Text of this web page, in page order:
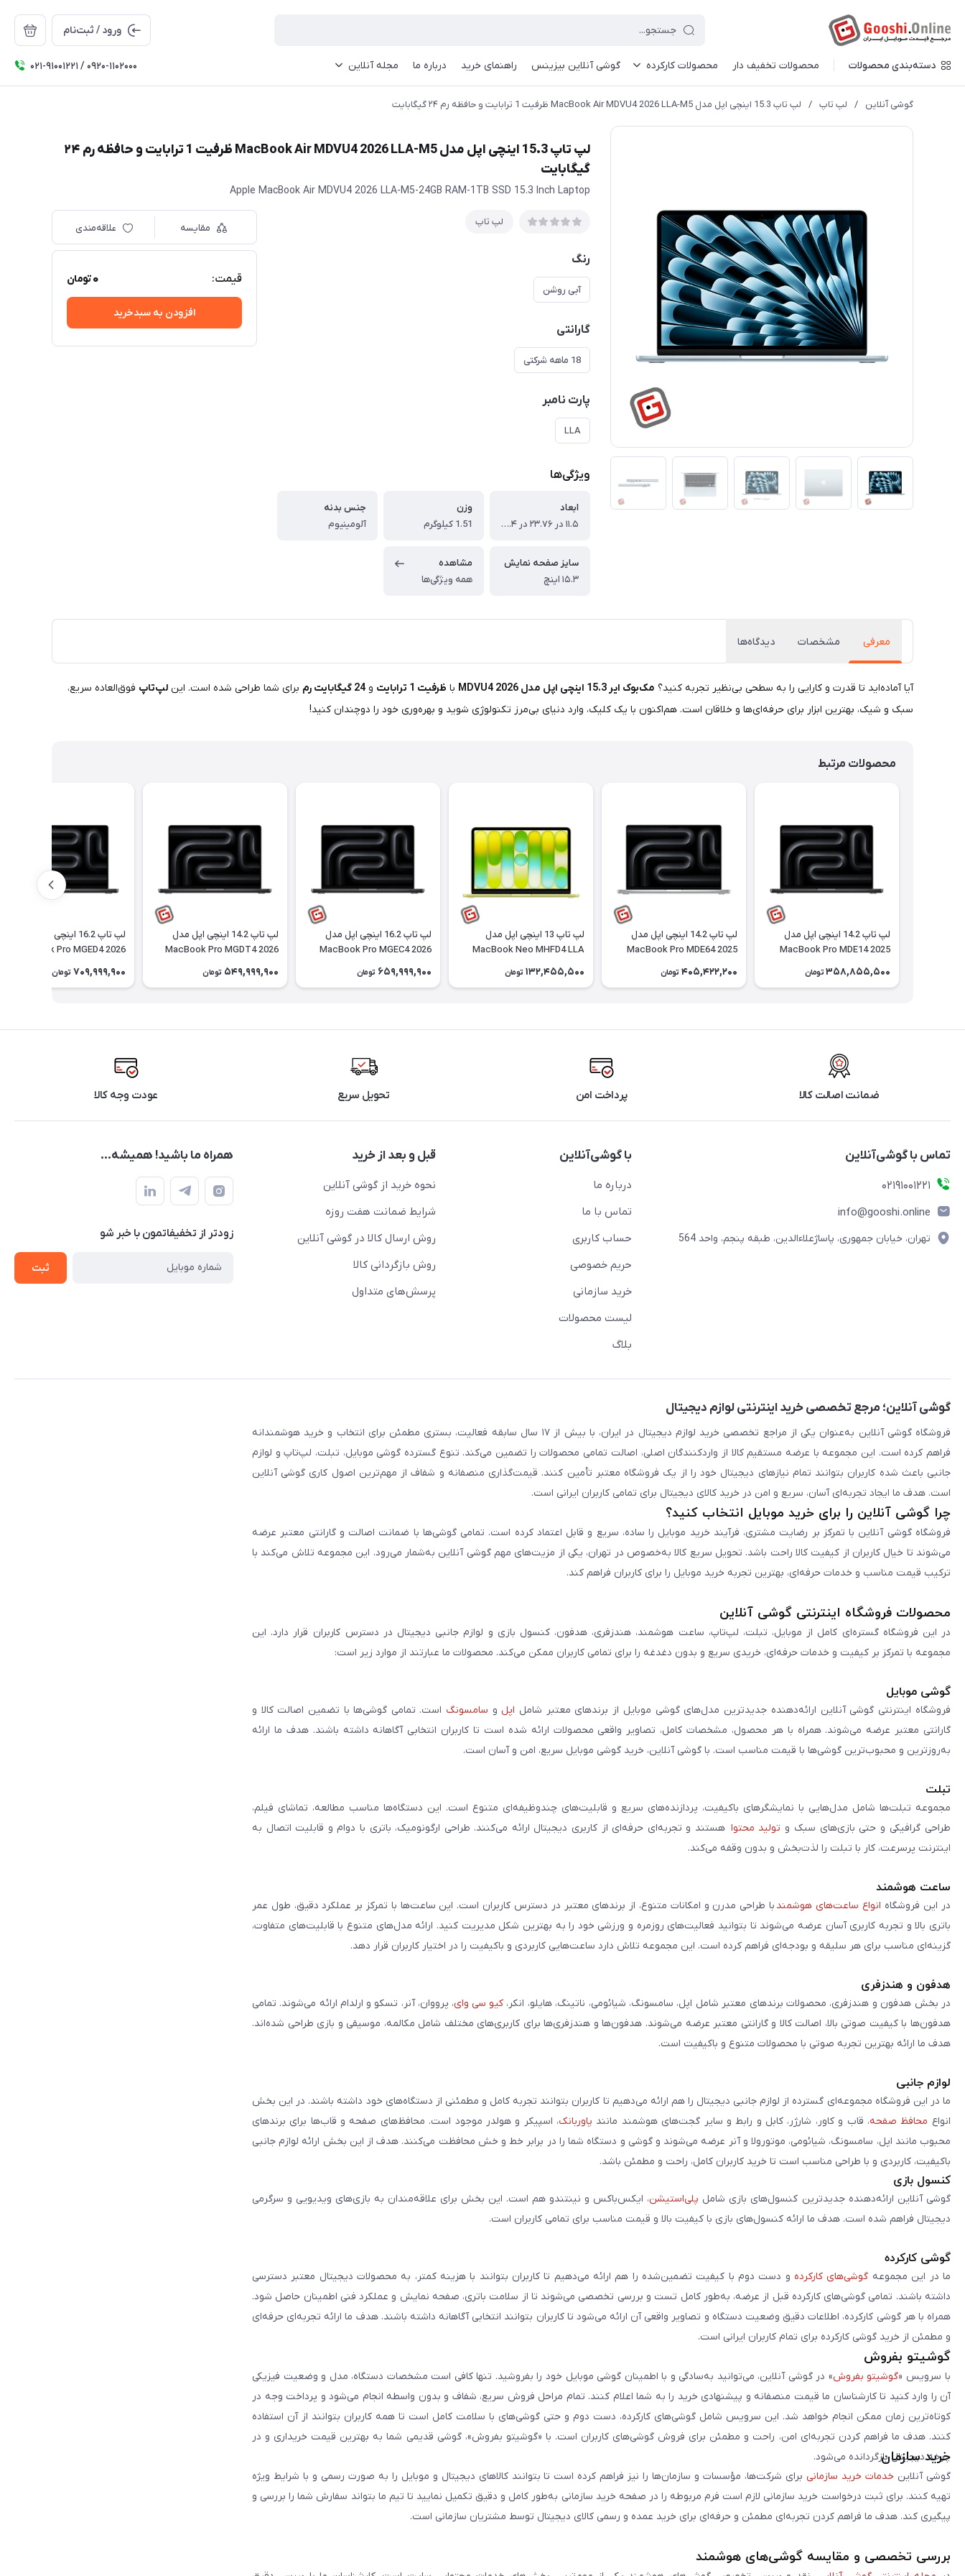
ورود / ثبت‌نام
دسته‌بندی محصولات محصولات تخفیف دار محصولات کارکرده گوشی آنلاین بیزینس راهنمای خرید درباره ما مجله آنلاین ۰۲۱-91001221 / 0920-1102000
گوشی آنلاین / لپ تاپ / لپ تاپ 15.3 اینچی اپل مدل MacBook Air MDVU4 2026 LLA-M5 ظرفیت 1 ترابایت و حافظه رم ۲۴ گیگابایت
لپ تاپ 15.3 اینچی اپل مدل MacBook Air MDVU4 2026 LLA-M5 ظرفیت 1 ترابایت و حافظه رم ۲۴
گیگابایت
Apple MacBook Air MDVU4 2026 LLA-M5-24GB RAM-1TB SSD 15.3 Inch Laptop
لپ تاپ
رنگ
آبی روشن
گارانتی
18 ماهه شرکتی
پارت نامبر
LLA
ویژگی‌ها
ابعاد
۱۱.۵ در ۲۳.۷۶ در ۳۴۰.۴ میلی‌‌متر
وزن
1.51 کیلوگرم
جنس بدنه
آلومینیوم
سایز صفحه نمایش
۱۵.۳ اینچ
مشاهده
همه ویژگی‌ها
مقایسه علاقه‌مندی
قیمت: 0تومان
افزودن به سبدخرید
معرفی مشخصات دیدگاه‌ها
آیا آماده‌اید تا قدرت و کارایی را به سطحی بی‌نظیر تجربه کنید؟ مک‌بوک ایر 15.3 اینچی اپل مدل MDVU4 2026 با ظرفیت 1 ترابایت و 24 گیگابایت رم برای شما طراحی شده است. این لپ‌تاپ فوق‌العاده سریع،
سبک و شیک، بهترین ابزار برای حرفه‌ای‌ها و خلاقان است. هم‌اکنون با یک کلیک، وارد دنیای بی‌مرز تکنولوژی شوید و بهره‌وری خود را دوچندان کنید!
محصولات مرتبط
لپ تاپ 14.2 اینچی اپل مدل
MacBook Pro MDE14 2025
حافظه رم 16 گیگابایت
358,855,500 تومان
لپ تاپ 14.2 اینچی اپل مدل
MacBook Pro MDE64 2025
حافظه رم 24 گیگابایت
405,422,200 تومان
لپ تاپ 13 اینچی اپل مدل
MacBook Neo MHFD4 LLA
132,455,500 تومان
لپ تاپ 16.2 اینچی اپل مدل
MacBook Pro MGEC4 2026
حافظه رم 48 گیگابایت
659,999,900 تومان
لپ تاپ 14.2 اینچی اپل مدل
MacBook Pro MGDT4 2026
حافظه رم 24 گیگابایت
549,999,900 تومان
لپ تاپ 16.2 اینچی اپل مدل
MacBook Pro MGED4 2026
حافظه رم 36 گیگابایت
709,999,900 تومان
ضمانت اصالت کالا پرداخت امن تحویل سریع عودت وجه کالا
تماس با گوشی‌آنلاین
۰۲۱91001221
info@gooshi.online
تهران، خیابان جمهوری، پاساژعلاءالدین، طبقه پنجم، واحد 564
با گوشی‌آنلاین
درباره ما
تماس با ما
حساب کاربری
حریم خصوصی
خرید سازمانی
لیست محصولات
بلاگ
قبل و بعد از خرید
نحوه خرید از گوشی آنلاین
شرایط ضمانت هفت روزه
روش ارسال کالا در گوشی آنلاین
روش بازگردانی کالا
پرسش‌های متداول
همراه ما باشید! همیشه...
زودتر از تخفیفاتمون با خبر شو
ثبت
گوشی آنلاین؛ مرجع تخصصی خرید اینترنتی لوازم دیجیتال
فروشگاه گوشی آنلاین به‌عنوان یکی از مراجع تخصصی خرید لوازم دیجیتال در ایران، با بیش از ۱۷ سال سابقه فعالیت، بستری مطمئن برای انتخاب و خرید هوشمندانه
فراهم کرده است. این مجموعه با عرضه مستقیم کالا از واردکنندگان اصلی، اصالت تمامی محصولات را تضمین می‌کند. تنوع گسترده گوشی موبایل، تبلت، لپ‌تاپ و لوازم
جانبی باعث شده کاربران بتوانند تمام نیازهای دیجیتال خود را از یک فروشگاه معتبر تأمین کنند. قیمت‌گذاری منصفانه و شفاف از مهم‌ترین اصول کاری گوشی آنلاین
است. هدف ما ایجاد تجربه‌ای آسان، سریع و امن در خرید کالای دیجیتال برای تمامی کاربران ایرانی است.
چرا گوشی آنلاین را برای خرید موبایل انتخاب کنید؟
فروشگاه گوشی آنلاین با تمرکز بر رضایت مشتری، فرآیند خرید موبایل را ساده، سریع و قابل اعتماد کرده است. تمامی گوشی‌ها با ضمانت اصالت و گارانتی معتبر عرضه
می‌شوند تا خیال کاربران از کیفیت کالا راحت باشد. تحویل سریع کالا به‌خصوص در تهران، یکی از مزیت‌های مهم گوشی آنلاین به‌شمار می‌رود. این مجموعه تلاش می‌کند با
ترکیب قیمت مناسب و خدمات حرفه‌ای، بهترین تجربه خرید موبایل را برای کاربران فراهم کند.
محصولات فروشگاه اینترنتی گوشی آنلاین
در این فروشگاه گستره‌ای کامل از موبایل، تبلت، لپ‌تاپ، ساعت هوشمند، هندزفری، هدفون، کنسول بازی و لوازم جانبی دیجیتال در دسترس کاربران قرار دارد. این
مجموعه با تمرکز بر کیفیت و خدمات حرفه‌ای، خریدی سریع و بدون دغدغه را برای تمامی کاربران ممکن می‌کند. محصولات ما عبارتند از موارد زیر است:
گوشی موبایل
فروشگاه اینترنتی گوشی آنلاین ارائه‌دهنده جدیدترین مدل‌های گوشی موبایل از برندهای معتبر شامل اپل و سامسونگ است. تمامی گوشی‌ها با تضمین اصالت کالا و
گارانتی معتبر عرضه می‌شوند. همراه با هر محصول، مشخصات کامل، تصاویر واقعی محصولات ارائه شده است تا کاربران انتخابی آگاهانه داشته باشند. هدف ما ارائه
به‌روزترین و محبوب‌ترین گوشی‌ها با قیمت مناسب است. با گوشی آنلاین، خرید گوشی موبایل سریع، امن و آسان است.
تبلت
مجموعه تبلت‌ها شامل مدل‌هایی با نمایشگرهای باکیفیت، پردازنده‌های سریع و قابلیت‌های چندوظیفه‌ای متنوع است. این دستگاه‌ها مناسب مطالعه، تماشای فیلم،
طراحی گرافیکی و حتی بازی‌های سبک و تولید محتوا هستند و تجربه‌ای حرفه‌ای از کاربری دیجیتال ارائه می‌کنند. طراحی ارگونومیک، باتری با دوام و قابلیت اتصال به
اینترنت پرسرعت، کار با تبلت را لذت‌بخش و بدون وقفه می‌کند.
ساعت هوشمند
در این فروشگاه انواع ساعت‌های هوشمند با طراحی مدرن و امکانات متنوع، از برندهای معتبر در دسترس کاربران است. این ساعت‌ها با تمرکز بر عملکرد دقیق، طول عمر
باتری بالا و تجربه کاربری آسان عرضه می‌شوند تا بتوانید فعالیت‌های روزمره و ورزشی خود را به بهترین شکل مدیریت کنید. ارائه مدل‌های متنوع با قابلیت‌های متفاوت،
گزینه‌ای مناسب برای هر سلیقه و بودجه‌ای فراهم کرده است. این مجموعه تلاش دارد ساعت‌هایی کاربردی و باکیفیت را در اختیار کاربران قرار دهد.
هدفون و هندزفری
در بخش هدفون و هندزفری، محصولات برندهای معتبر شامل اپل، سامسونگ، شیائومی، ناتینگ، هایلو، انکر، کیو سی وای، پرووان، آنر، تسکو و ارلدام ارائه می‌شوند. تمامی
هدفون‌ها با کیفیت صوتی بالا، اصالت کالا و گارانتی معتبر عرضه می‌شوند. هدفون‌ها و هندزفری‌ها برای کاربری‌های مختلف شامل مکالمه، موسیقی و بازی طراحی شده‌اند.
هدف ما ارائه بهترین تجربه صوتی با محصولات متنوع و باکیفیت است.
لوازم جانبی
ما در این فروشگاه مجموعه‌ای گسترده از لوازم جانبی دیجیتال را هم ارائه می‌دهیم تا کاربران بتوانند تجربه کامل و مطمئنی از دستگاه‌های خود داشته باشند. در این بخش
انواع محافظ صفحه، قاب و کاور، شارژر، کابل و رابط و سایر گجت‌های هوشمند مانند پاوربانک، اسپیکر و هولدر موجود است. محافظ‌های صفحه و قاب‌ها برای برندهای
محبوب مانند اپل، سامسونگ، شیائومی، موتورولا و آنر عرضه می‌شوند و گوشی و دستگاه شما را در برابر خط و خش محافظت می‌کنند. هدف از این بخش ارائه لوازم جانبی
باکیفیت، کاربردی و با طراحی مناسب است تا خرید کاربران کامل، راحت و مطمئن باشد.
کنسول بازی
گوشی آنلاین ارائه‌دهنده جدیدترین کنسول‌های بازی شامل پلی‌استیشن، ایکس‌باکس و نینتندو هم است. این بخش برای علاقه‌مندان به بازی‌های ویدیویی و سرگرمی
دیجیتال فراهم شده است. هدف ما ارائه کنسول‌های بازی با کیفیت بالا و قیمت مناسب برای تمامی کاربران است.
گوشی کارکرده
ما در این مجموعه گوشی‌های کارکرده و دست دوم با کیفیت تضمین‌شده را هم ارائه می‌دهیم تا کاربران بتوانند با هزینه کمتر، به محصولات دیجیتال معتبر دسترسی
داشته باشند. تمامی گوشی‌های کارکرده قبل از عرضه، به‌طور کامل تست و بررسی تخصصی می‌شوند تا از سلامت باتری، صفحه نمایش و عملکرد فنی اطمینان حاصل شود.
همراه با هر گوشی کارکرده، اطلاعات دقیق وضعیت دستگاه و تصاویر واقعی آن ارائه می‌شود تا کاربران بتوانند انتخابی آگاهانه داشته باشند. هدف ما ارائه تجربه‌ای حرفه‌ای
و مطمئن از خرید گوشی کارکرده برای تمام کاربران ایرانی است.
گوشیتو بفروش
با سرویس «گوشیتو بفروش» در گوشی آنلاین، می‌توانید به‌سادگی و با اطمینان گوشی موبایل خود را بفروشید. تنها کافی است مشخصات دستگاه، مدل و وضعیت فیزیکی
آن را وارد کنید تا کارشناسان ما قیمت منصفانه و پیشنهادی خرید را به شما اعلام کنند. تمام مراحل فروش سریع، شفاف و بدون واسطه انجام می‌شود و پرداخت وجه در
کوتاه‌ترین زمان ممکن انجام خواهد شد. این سرویس شامل گوشی‌های کارکرده، دست دوم و حتی گوشی‌های با سلامت کامل است تا همه کاربران بتوانند از آن استفاده
کنند. هدف ما فراهم کردن تجربه‌ای امن، راحت و مطمئن برای فروش گوشی‌های کاربران است. با «گوشیتو بفروش»، گوشی قدیمی شما به بهترین قیمت خریداری و در
چرخه دیجیتال بازگردانده می‌شود.
خرید سازمان
گوشی آنلاین خدمات خرید سازمانی برای شرکت‌ها، مؤسسات و سازمان‌ها را نیز فراهم کرده است تا بتوانند کالاهای دیجیتال و موبایل را به صورت رسمی و با شرایط ویژه
تهیه کنند. برای ثبت درخواست خرید سازمانی لازم است فرم مربوطه را در صفحه خرید سازمانی به‌طور کامل و دقیق تکمیل نمایید تا تیم ما بتواند سفارش شما را بررسی و
پیگیری کند. هدف ما فراهم کردن تجربه‌ای مطمئن و حرفه‌ای برای خرید عمده و رسمی کالای دیجیتال توسط مشتریان سازمانی است.
بررسی تخصصی و مقایسه گوشی‌های هوشمند